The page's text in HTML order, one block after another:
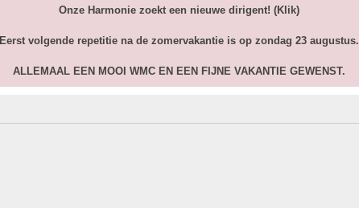
Onze Harmonie zoekt een nieuwe dirigent! (Klik)
Eerst volgende repetitie na de zomervakantie is op zondag 23 augustus.
ALLEMAAL EEN MOOI WMC EN EEN FIJNE VAKANTIE GEWENST.